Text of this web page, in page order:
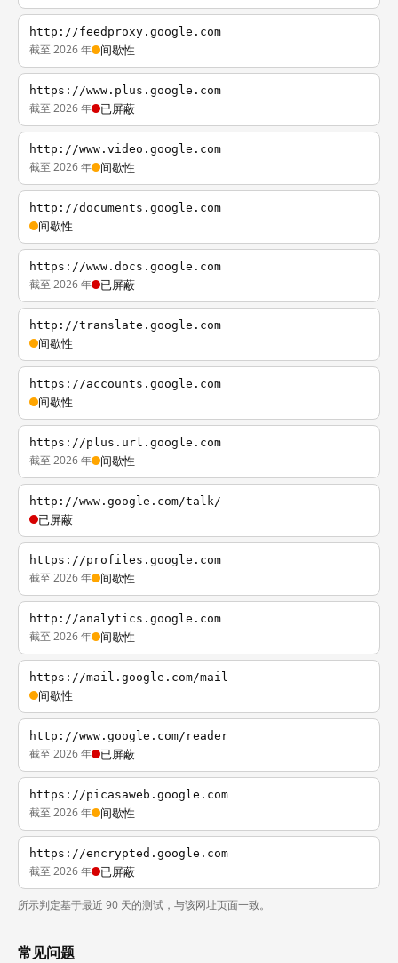
http://feedproxy.google.com
截至 2026 年 间歇性
https://www.plus.google.com
截至 2026 年 已屏蔽
http://www.video.google.com
截至 2026 年 间歇性
http://documents.google.com
间歇性
https://www.docs.google.com
截至 2026 年 已屏蔽
http://translate.google.com
间歇性
https://accounts.google.com
间歇性
https://plus.url.google.com
截至 2026 年 间歇性
http://www.google.com/talk/
已屏蔽
https://profiles.google.com
截至 2026 年 间歇性
http://analytics.google.com
截至 2026 年 间歇性
https://mail.google.com/mail
间歇性
http://www.google.com/reader
截至 2026 年 已屏蔽
https://picasaweb.google.com
截至 2026 年 间歇性
https://encrypted.google.com
截至 2026 年 已屏蔽
所示判定基于最近 90 天的测试，与该网址页面一致。
常见问题